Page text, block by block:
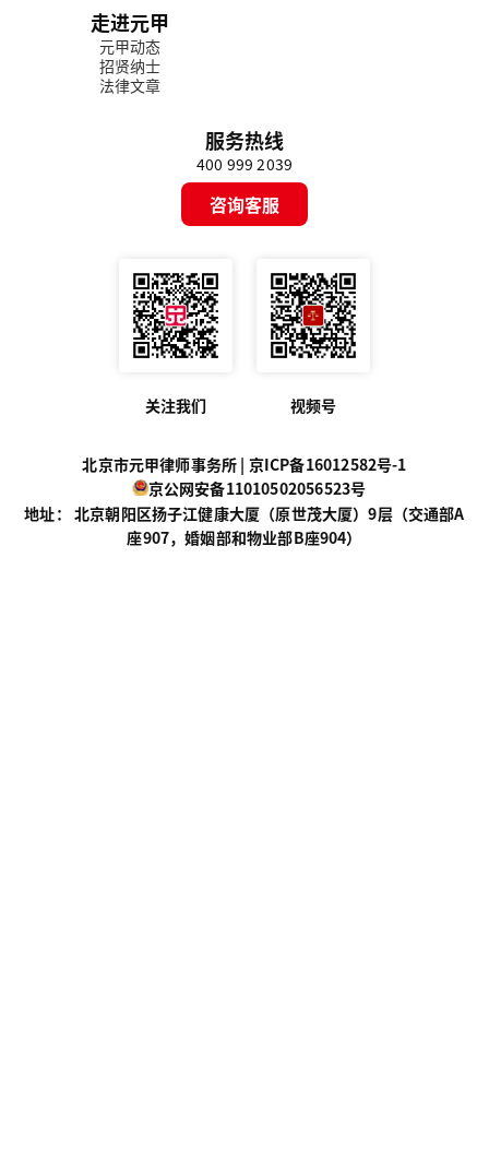
走进元甲
元甲动态
招贤纳士
法律文章
服务热线
400 999 2039
咨询客服
关注我们 视频号
北京市元甲律师事务所 | 京ICP备16012582号-1
京公网安备11010502056523号
地址： 北京朝阳区扬子江健康大厦（原世茂大厦）9层（交通部A
座907，婚姻部和物业部B座904）